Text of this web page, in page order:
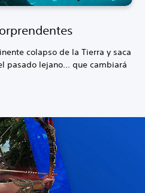
colapso de la Tierra y saca
pasado lejano... que cambiará